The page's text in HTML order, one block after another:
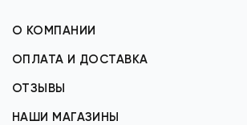
О КОМПАНИИ
ОПЛАТА И ДОСТАВКА
ОТЗЫВЫ
НАШИ МАГАЗИНЫ